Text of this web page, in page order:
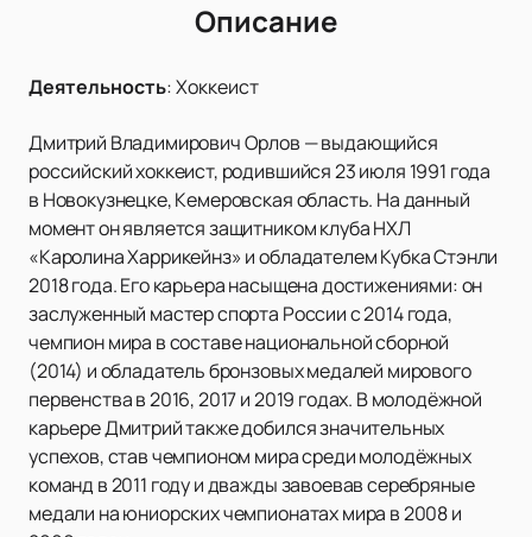
Описание
Деятельность:Хоккеист
Дмитрий Владимирович Орлов — выдающийся
российский хоккеист, родившийся 23 июля 1991 года
в Новокузнецке, Кемеровская область. На данный
момент он является защитником клуба НХЛ
«Каролина Харрикейнз» и обладателем Кубка Стэнли
2018 года. Его карьера насыщена достижениями: он
заслуженный мастер спорта России с 2014 года,
чемпион мира в составе национальной сборной
(2014) и обладатель бронзовых медалей мирового
первенства в 2016, 2017 и 2019 годах. В молодёжной
карьере Дмитрий также добился значительных
успехов, став чемпионом мира среди молодёжных
команд в 2011 году и дважды завоевав серебряные
медали на юниорских чемпионатах мира в 2008 и